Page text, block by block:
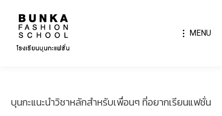
MENU
บุนกะแนะนำวิชาหลักสำหรับเพื่อนๆ ที่อยากเรียนแฟชั่น